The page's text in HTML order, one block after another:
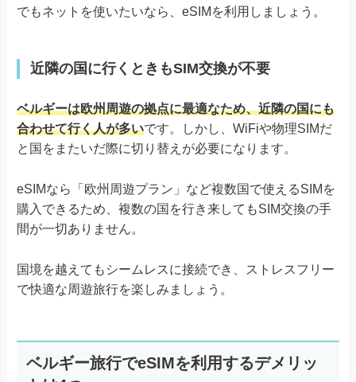
でもネットを使いたいなら、eSIMを利用しましょう。
近隣の国に行くときもSIM交換が不要
ベルギーは欧州周遊の拠点に最適なため、近隣の国にも
合わせて行く人が多いです。しかし、WiFiや物理SIMだ
と国をまたいだ際に切り替えが必要になります。
eSIMなら「欧州周遊プラン」など複数国で使えるSIMを
購入できるため、複数の国を行き来してもSIM交換の手
間が一切ありません。
国境を越えてもシームレスに接続でき、ストレスフリー
で快適な周遊旅行を楽しみましょう。
ベルギー旅行でeSIMを利用するデメリッ